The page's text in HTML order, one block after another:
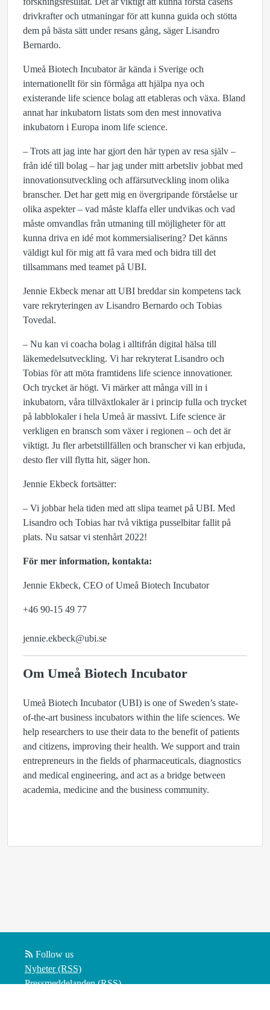
drivkrafter och utmaningar för att kunna guida och stötta
dem på bästa sätt under resans gång, säger Lisandro
Bernardo.
Umeå Biotech Incubator är kända i Sverige och
internationellt för sin förmåga att hjälpa nya och
existerande life science bolag att etableras och växa. Bland
annat har inkubatorn listats som den mest innovativa
inkubatorn i Europa inom life science.
– Trots att jag inte har gjort den här typen av resa själv –
från idé till bolag – har jag under mitt arbetsliv jobbat med
innovationsutveckling och affärsutveckling inom olika
branscher. Det har gett mig en övergripande förståelse ur
olika aspekter – vad måste klaffa eller undvikas och vad
måste omvandlas från utmaning till möjligheter för att
kunna driva en idé mot kommersialisering? Det känns
väldigt kul för mig att få vara med och bidra till det
tillsammans med teamet på UBI.
Jennie Ekbeck menar att UBI breddar sin kompetens tack
vare rekryteringen av Lisandro Bernardo och Tobias
Tovedal.
– Nu kan vi coacha bolag i alltifrån digital hälsa till
läkemedelsutveckling. Vi har rekryterat Lisandro och
Tobias för att möta framtidens life science innovationer.
Och trycket är högt. Vi märker att många vill in i
inkubatorn, våra tillväxtlokaler är i princip fulla och trycket
på labblokaler i hela Umeå är massivt. Life science är
verkligen en bransch som växer i regionen – och det är
viktigt. Ju fler arbetstillfällen och branscher vi kan erbjuda,
desto fler vill flytta hit, säger hon.
Jennie Ekbeck fortsätter:
– Vi jobbar hela tiden med att slipa teamet på UBI. Med
Lisandro och Tobias har två viktiga pusselbitar fallit på
plats. Nu satsar vi stenhårt 2022!
För mer information, kontakta:
Jennie Ekbeck, CEO of Umeå Biotech Incubator
+46 90-15 49 77
jennie.ekbeck@ubi.se
Om Umeå Biotech Incubator
Umeå Biotech Incubator (UBI) is one of Sweden’s state-
of-the-art business incubators within the life sciences. We
help researchers to use their data to the benefit of patients
and citizens, improving their health. We support and train
entrepreneurs in the fields of pharmaceuticals, diagnostics
and medical engineering, and act as a bridge between
academia, medicine and the business community.
Follow us
Nyheter (RSS)
Pressmeddelanden (RSS)